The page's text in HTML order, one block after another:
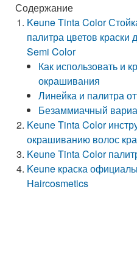
Содержание
Keune Tinta Color
палитра цветов
Semi Color
Как использовать и
окрашивания
Линейка и палитра
Безаммиачный
Keune Tinta Color
окрашиванию волос
Keune Tinta Color
Keune краска
Haircosmetics